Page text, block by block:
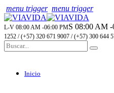
menu trigger menu trigger
L-V 08:00 AM -06:00 PMS 08:00 AM
1252 / (+57) 320 671 9007 / (+57) 300 644
Inicio